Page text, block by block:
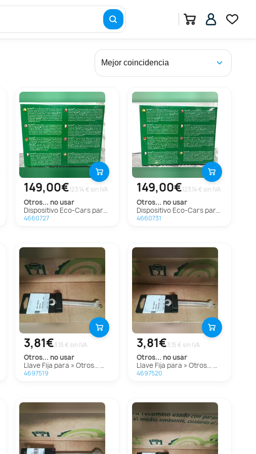
149,00€123.14 € sin IVA
otros... no usar
Dispositivo Eco-Cars para » Otros... Modelos
4660727
149,00€123.14 € sin IVA
otros... no usar
Dispositivo Eco-Cars para » Otros... Modelos
4660731
3,81€3.15 € sin IVA
otros... no usar
Llave Fija para » Otros... Modelos
4697519
3,81€3.15 € sin IVA
otros... no usar
Llave Fija para » Otros... Modelos
4697520